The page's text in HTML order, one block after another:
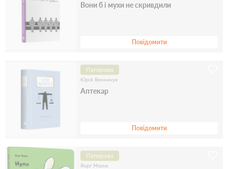
Вони б і мухи не скривдили
Повідомити
Паперова
Юрій Винничук
Аптекар
Повідомити
Паперова
Йорґ Мюле